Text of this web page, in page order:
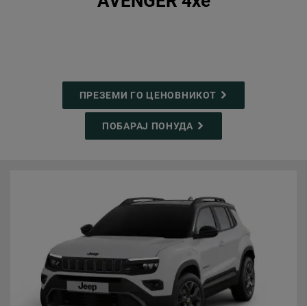
ПРЕЗЕМИ ГО ЦЕНОВНИКОТ
ПОБАРАЈ ПОНУДА